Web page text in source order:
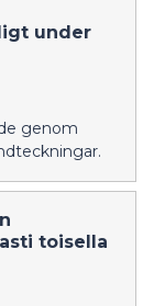
under
genom
toisella